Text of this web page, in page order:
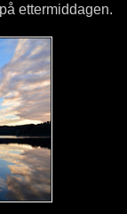
ettermiddagen.